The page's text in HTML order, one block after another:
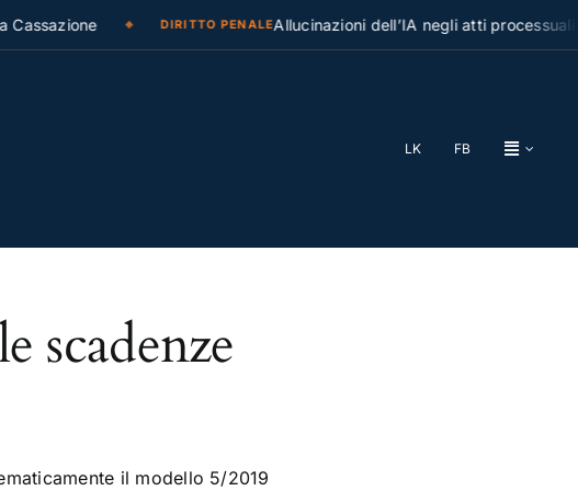
DIRITTO PENALEAllucinazioni dell’IA negli atti processuali:
LK FB
scadenze
il modello 5/2019